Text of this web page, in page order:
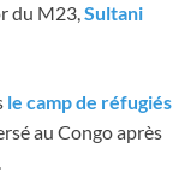
du M23,Sultani
le camp de réfugiés
au Congo après